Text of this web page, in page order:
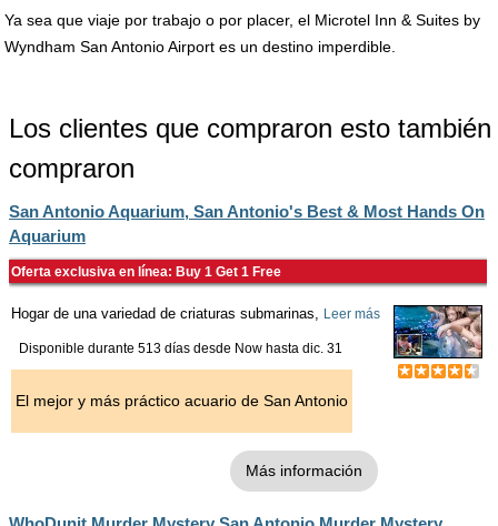
Ya sea que viaje por trabajo o por placer, el Microtel Inn & Suites by
Wyndham San Antonio Airport es un destino imperdible.
Los clientes que compraron esto también
compraron
San Antonio Aquarium, San Antonio's Best & Most Hands On
Aquarium
Oferta exclusiva en línea: Buy 1 Get 1 Free
Hogar de una variedad de criaturas submarinas, Leer más
Disponible durante 513 días desde Now hasta dic. 31
El mejor y más práctico acuario de San Antonio
Más información